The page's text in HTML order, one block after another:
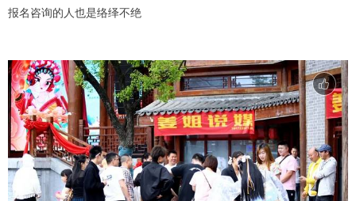
报名咨询的人也是络绎不绝